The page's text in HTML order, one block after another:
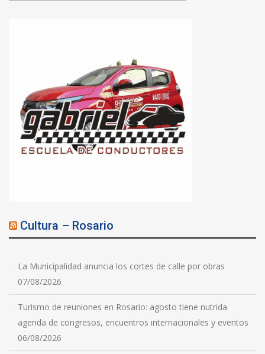
Cultura – Rosario
La Municipalidad anuncia los cortes de calle por obras
07/08/2026
Turismo de reuniones en Rosario: agosto tiene nutrida
agenda de congresos, encuentros internacionales y eventos
06/08/2026